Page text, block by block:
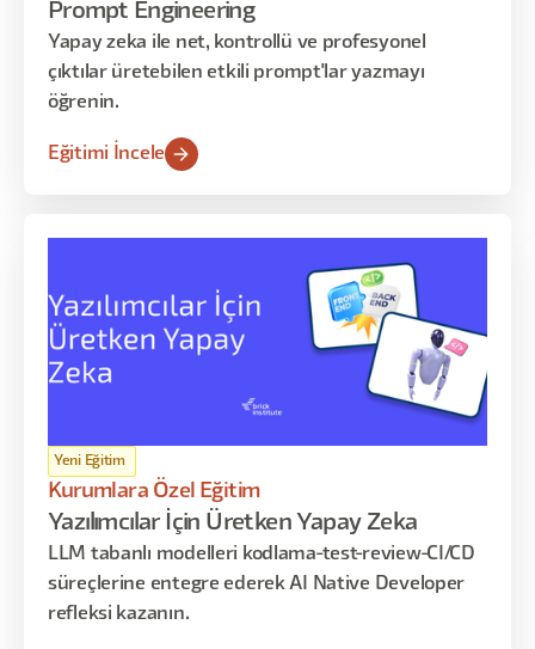
Prompt Engineering
Yapay zeka ile net, kontrollü ve profesyonel
çıktılar üretebilen etkili prompt'lar yazmayı
öğrenin.
Eğitimi İncele
Yeni Eğitim
Kurumlara Özel Eğitim
Yazılımcılar İçin Üretken Yapay Zeka
LLM tabanlı modelleri kodlama-test-review-CI/CD
süreçlerine entegre ederek AI Native Developer
refleksi kazanın.